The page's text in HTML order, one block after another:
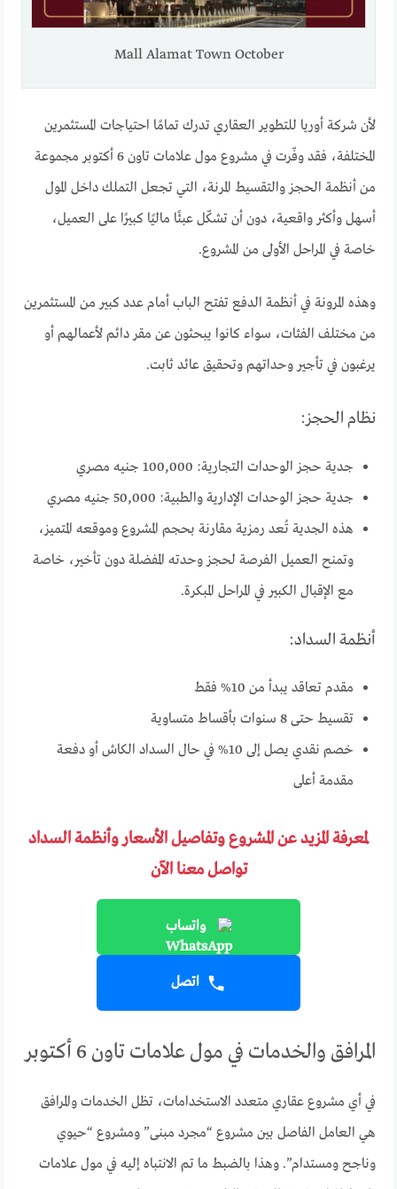
Mall Alamat Town October
لأن شركة أوريا للتطوير العقاري تدرك تمامًا احتياجات المستثمرين
المختلفة، فقد وفّرت في مشروع مول علامات تاون 6 أكتوبر مجموعة
من أنظمة الحجز والتقسيط المرنة، التي تجعل التملك داخل المول
أسهل وأكثر واقعية، دون أن تشكّل عبئًا ماليًا كبيرًا على العميل،
خاصة في المراحل الأولى من المشروع.
وهذه المرونة في أنظمة الدفع تفتح الباب أمام عدد كبير من المستثمرين
من مختلف الفئات، سواء كانوا يبحثون عن مقر دائم لأعمالهم أو
يرغبون في تأجير وحداتهم وتحقيق عائد ثابت.
نظام الحجز:
جدية حجز الوحدات التجارية: 100,000 جنيه مصري
جدية حجز الوحدات الإدارية والطبية: 50,000 جنيه مصري
هذه الجدية تُعد رمزية مقارنة بحجم المشروع وموقعه المتميز،
وتمنح العميل الفرصة لحجز وحدته المفضلة دون تأخير، خاصة
مع الإقبال الكبير في المراحل المبكرة.
أنظمة السداد:
مقدم تعاقد يبدأ من 10% فقط
تقسيط حتى 8 سنوات بأقساط متساوية
خصم نقدي يصل إلى 10% في حال السداد الكاش أو دفعة
مقدمة أعلى
لمعرفة المزيد عن المشروع وتفاصيل الأسعار وأنظمة السداد
تواصل معنا الآن
واتساب
اتصل
المرافق والخدمات في مول علامات تاون 6 أكتوبر
في أي مشروع عقاري متعدد الاستخدامات، تظل الخدمات والمرافق
هي العامل الفاصل بين مشروع “مجرد مبنى” ومشروع “حيوي
وناجح ومستدام”. وهذا بالضبط ما تم الانتباه إليه في مول علامات